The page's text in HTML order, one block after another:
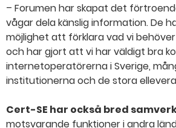
– Forumen har skapat det
vågar dela känslig information. De
möjlighet att förklara vad vi
och har gjort att vi har väldigt bra
internetoperatörerna i Sverige,
institutionerna och de stora
Cert-SE har också bred
motsvarande funktioner i andra